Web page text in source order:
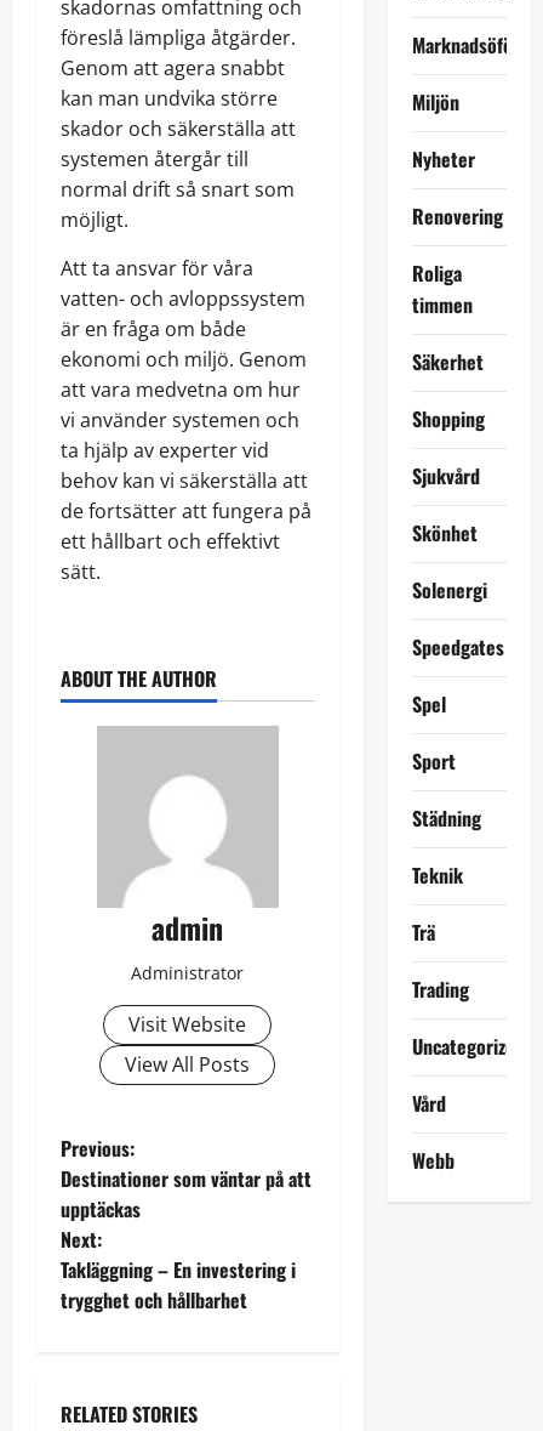
skadornas omfattning och
föreslå lämpliga åtgärder.
Genom att agera snabbt
kan man undvika större
skador och säkerställa att
systemen återgår till
normal drift så snart som
möjligt.
Att ta ansvar för våra
vatten- och avloppssystem
är en fråga om både
ekonomi och miljö. Genom
att vara medvetna om hur
vi använder systemen och
ta hjälp av experter vid
behov kan vi säkerställa att
de fortsätter att fungera på
ett hållbart och effektivt
sätt.
ABOUT THE AUTHOR
admin
Administrator
Visit Website
View All Posts
P
o
s
t
a
Previous:
Destinationer som väntar på att
upptäckas
Next:
Takläggning – En investering i
trygghet och hållbarhet
RELATED STORIES
Marknadsöföring
Miljön
Nyheter
Renovering
Roliga
timmen
Säkerhet
Shopping
Sjukvård
Skönhet
Solenergi
Speedgates
Spel
Sport
Städning
Teknik
Trä
Trading
Uncategorized
Vård
Webb